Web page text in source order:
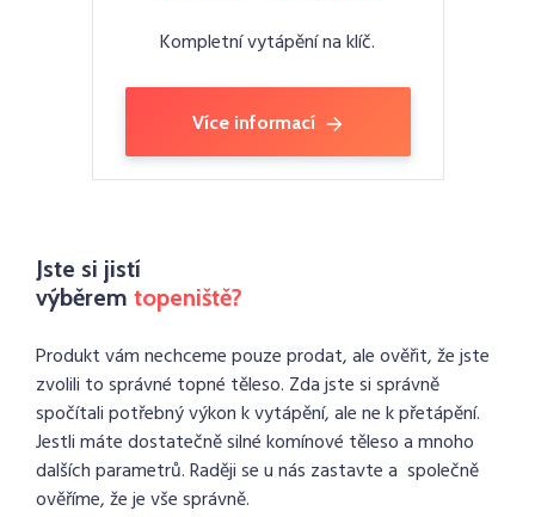
Kompletní vytápění na klíč.
Více informací
Jste si jistí
výběrem topeniště?
Produkt vám nechceme pouze prodat, ale ověřit, že jste
zvolili to správné topné těleso. Zda jste si správně
spočítali potřebný výkon k vytápění, ale ne k přetápění.
Jestli máte dostatečně silné komínové těleso a mnoho
dalších parametrů. Raději se u nás zastavte a společně
ověříme, že je vše správně.